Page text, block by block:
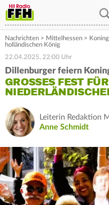
Nachrichten > Mittelhessen >
holländischen König
22.04.2025, 22:00 Uhr
Dillenburger feiern
GROSSES FEST FÜR N
Leiterin Redaktion
Anne Schmidt